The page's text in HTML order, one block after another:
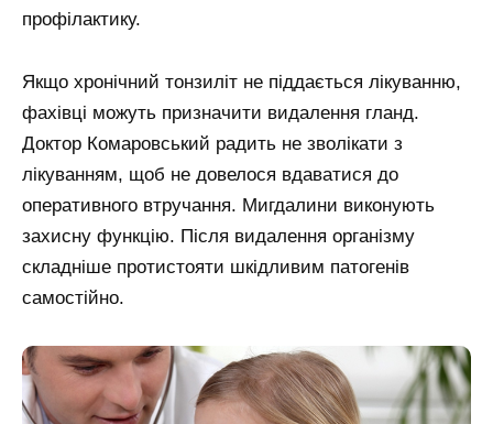
профілактику.
Якщо хронічний тонзиліт не піддається лікуванню,
фахівці можуть призначити видалення гланд.
Доктор Комаровський радить не зволікати з
лікуванням, щоб не довелося вдаватися до
оперативного втручання. Мигдалини виконують
захисну функцію. Після видалення організму
складніше протистояти шкідливим патогенів
самостійно.